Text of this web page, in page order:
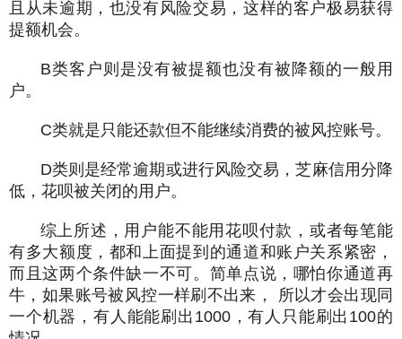
且从未逾期，也没有风险交易，这样的客户极易获得
提额机会。
B类客户则是没有被提额也没有被降额的一般用
户。
C类就是只能还款但不能继续消费的被风控账号。
D类则是经常逾期或进行风险交易，芝麻信用分降
低，花呗被关闭的用户。
综上所述，用户能不能用花呗付款，或者每笔能
有多大额度，都和上面提到的通道和账户关系紧密，
而且这两个条件缺一不可。简单点说，哪怕你通道再
牛，如果账号被风控一样刷不出来， 所以才会出现同
一个机器，有人能能刷出1000，有人只能刷出100的